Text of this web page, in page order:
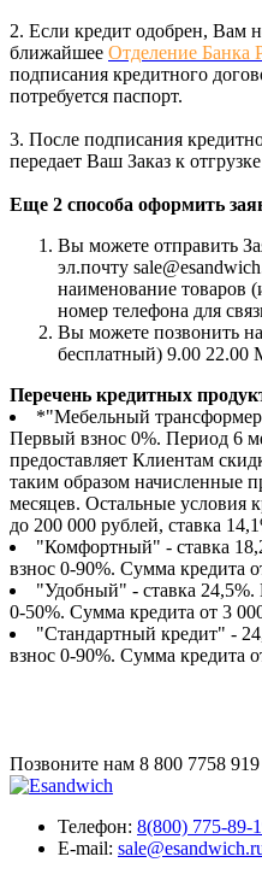
2. Если кредит одобрен, Вам
ближайшее Отделение Банка
подписания кредитного
потребуется паспорт.
3. После подписания
передает Ваш Заказ к
Еще 2 способа оформить
Вы можете отправить
эл.почту
наименование товаров
номер телефона для
Вы можете позвонить
бесплатный) 9.00
Перечень кредитных
*"Мебельный
Первый взнос 0%. Период 6
предоставляет Клиентам
таким образом начисленные
месяцев. Остальные условия
до 200 000 рублей, ставка
"Комфортный" - ставка
взнос 0-90%. Сумма кредита
"Удобный" - ставка
0-50%. Сумма кредита от 3
"Стандартный кредит" -
взнос 0-90%. Сумма кредита
Позвоните нам 8 800 7758 919
Телефон: 8(800) 775-89-
E-mail: